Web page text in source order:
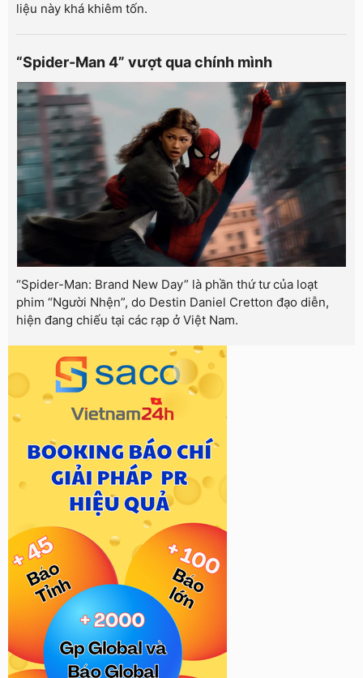
liệu này khá khiêm tốn.
“Spider-Man 4” vượt qua chính mình
“Spider-Man: Brand New Day” là phần thứ tư của loạt
phim “Người Nhện”, do Destin Daniel Cretton đạo diễn,
hiện đang chiếu tại các rạp ở Việt Nam.